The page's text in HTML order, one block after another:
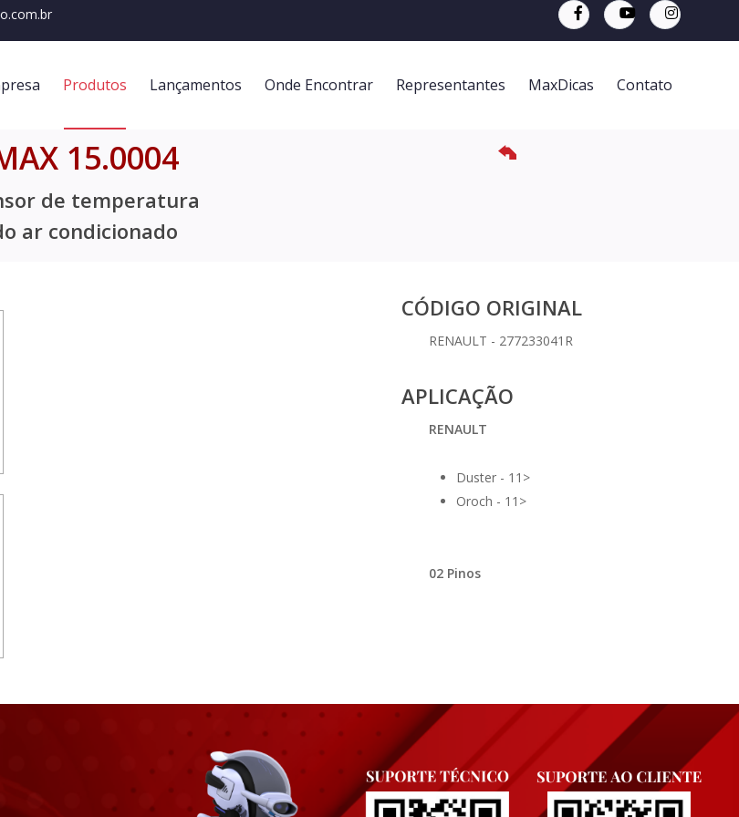
Produtos Lançamentos Onde Encontrar Representantes MaxDicas Contato
15.0004
de temperatura
ar condicionado
CÓDIGO ORIGINAL
RENAULT - 277233041R
APLICAÇÃO
RENAULT
Duster - 11>
Oroch - 11>
02 Pinos